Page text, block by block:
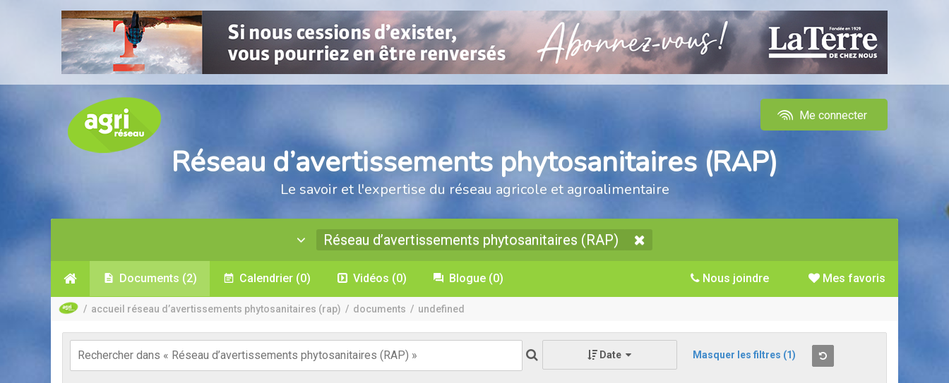
Me connecter
Réseau d’avertissements phytosanitaires (RAP)
Le savoir et l'expertise du réseau agricole et agroalimentaire
Réseau d’avertissements phytosanitaires (RAP)
Documents (2) Calendrier (0) Vidéos (0) Blogue (0) Mes favoris
Nous joindre
/ accueil réseau d’avertissements phytosanitaires (rap) / documents / undefined
Date Masquer les filtres (1)